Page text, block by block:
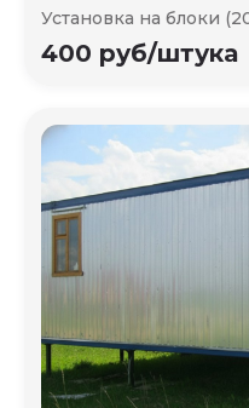
Установка на блоки
400 руб/штука